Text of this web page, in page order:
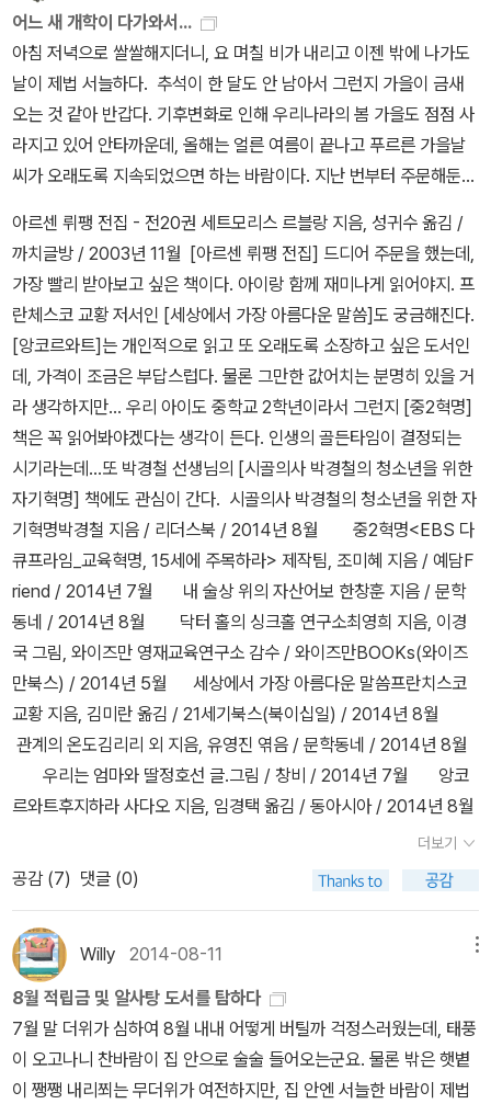
싱크홀이 생기는 원인은 여러 가지예요. 지층 아래를 흐르고 있던 지
하수가 없어져서, 또는 지하의 갱도나 석회동굴 때문에 생기기도 하
고, 때로는 개발 때문에 생기기도 한대요. 땅 속에 생긴 빈 공간이 무
너져서 생긴다고도 하구요. 커다란 구덩이 아래로는 깊이가 수십 미
터에 이를 정도로 깊을 때도 있다고 하니까, 절대 그 안으로 신기한 여
행 같은 걸 떠나려고 하면 절~대 안돼요.^^ ----------- 지난해에 갑
어요. 갑자기 도로 한복판에 생겨난 것이라서 놀랐던 기억이 납니다.
갑자기 어떤 일이 발생하면 그런 일은 왜 생기는지 알긴 하지만, 아이
들 눈에 맞춰서 설명하는 것은 또 다른 문제일 수 있어요. 여기에서는
닥터홀과 드르륵 이라는 컴퓨터가 서로 이야기를 주고받으면서 사진
과 그림을 통해 싱크홀에 대한 여러 가지를 설명합니다. 싱크홀 현상
을 이해하기 위해서 과학과 지리에 관한 내용을 담고 있는데, '싱크홀
연구일지' 란을 통해서 앞부분의 내용을 간략하게 다시 정리하는 것
도 좋았어요.
어느 새 개학이 다가와서...
아침 저녁으로 쌀쌀해지더니, 요 며칠 비가 내리고 이젠 밖에 나가도
날이 제법 서늘하다. 추석이 한 달도 안 남아서 그런지 가을이 금새
오는 것 같아 반갑다. 기후변화로 인해 우리나라의 봄 가을도 점점 사
라지고 있어 안타까운데, 올해는 얼른 여름이 끝나고 푸르른 가을날
씨가 오래도록 지속되었으면 하는 바람이다. 지난 번부터 주문해둔
얼른 읽고 싶은데, 오늘 밤 늦게는 올 수 있으려나 궁금해진다. 문자는
먼저 오지만, 책은 그 다음 날 도착하는 경우가 종종 있다. 게다가 내
일은 아이 학교 개학이다. 한달도 안 되는 여름방학이라 짧다고 생각
했는데, 하루종일 집에서 엄청 먹는 아이의 모습을 보며 더운 여름 내
내 가스렌지 옆을 지키고 있노라니 이제 내일이면 저점심은 학교에서
먹겠구나 싶어서 다소 안도감을 느낀다. 십대 후반 청소년기 남자 아
이들은 정말 돌도 씹어먹을 정도로 소화력을 지닌 듯 하다. 먹고 먹고
뒤돌아서서 또 다시 배가 고프다고 하니..... 그래도 이렇게 먹은 음식
들이 부디 키로 가기만을 바랄 뿐이다. 설마 교복이 또 작아지지는 않
았겠지?
아르센 뤼팽 전집 - 전20권 세트모리스 르블랑 지음, 성귀수 옮김 /
까치글방 / 2003년 11월 [아르센 뤼팽 전집] 드디어 주문을 했는데,
가장 빨리 받아보고 싶은 책이다. 아이랑 함께 재미나게 읽어야지. 프
란체스코 교황 저서인 [세상에서 가장 아름다운 말씀]도 궁금해진다.
[앙코르와트]는 개인적으로 읽고 또 오래도록 소장하고 싶은 도서인
데, 가격이 조금은 부답스럽다. 물론 그만한 값어치는 분명히 있을 거
라 생각하지만... 우리 아이도 중학교 2학년이라서 그런지 [중2혁명]
책은 꼭 읽어봐야겠다는 생각이 든다. 인생의 골든타임이 결정되는
시기라는데...또 박경철 선생님의 [시골의사 박경철의 청소년을 위한
자기혁명] 책에도 관심이 간다. 시골의사 박경철의 청소년을 위한 자
기혁명박경철 지음 / 리더스북 / 2014년 8월 중2혁명<EBS 다
큐프라임_교육혁명, 15세에 주목하라> 제작팀, 조미혜 지음 / 예담F
riend / 2014년 7월 내 술상 위의 자산어보 한창훈 지음 / 문학
동네 / 2014년 8월 닥터 홀의 싱크홀 연구소최영희 지음, 이경
국 그림, 와이즈만 영재교육연구소 감수 / 와이즈만BOOKs(와이즈
만북스) / 2014년 5월 세상에서 가장 아름다운 말씀프란치스코
교황 지음, 김미란 옮김 / 21세기북스(북이십일) / 2014년 8월
관계의 온도김리리 외 지음, 유영진 엮음 / 문학동네 / 2014년 8월
우리는 엄마와 딸정호선 글.그림 / 창비 / 2014년 7월 앙코
르와트후지하라 사다오 지음, 임경택 옮김 / 동아시아 / 2014년 8월
더보기
공감 (7) 댓글 (0)
Willy 2014-08-11
8월 적립금 및 알사탕 도서를 탐하다
7월 말 더위가 심하여 8월 내내 어떻게 버틸까 걱정스러웠는데, 태풍
이 오고나니 찬바람이 집 안으로 술술 들어오는군요. 물론 밖은 햇볕
이 쨍쨍 내리쬐는 무더위가 여전하지만, 집 안엔 서늘한 바람이 제법